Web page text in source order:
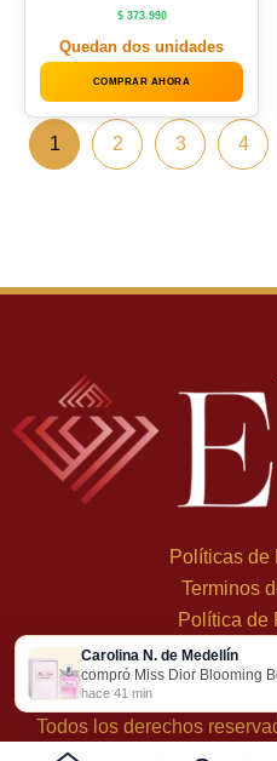
$373.990
Quedan dos unidades
COMPRAR AHORA
1 2 3 4
Políticas de
Terminos
Política de
+57 324
Todos los derechos
Carolina N. de Medellín
compró Miss Dior Blooming
hace 41 min